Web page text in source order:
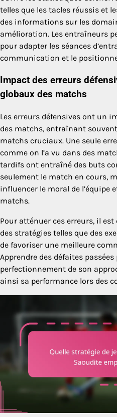
telles que les tacles réussis et
des informations sur les
amélioration. Les entraîneurs
pour adapter les séances
communication et le
Impact des erreurs
globaux des matchs
Les erreurs défensives ont un
des matchs, entraînant
matchs cruciaux. Une seule
comme on l’a vu dans des
tardifs ont entraîné des buts
seulement le match en cours,
influencer le moral de l’équipe
matchs.
Pour atténuer ces erreurs, il
des stratégies telles que des
de favoriser une meilleure
Apprendre des défaites
perfectionnement de son
ainsi sa performance lors des